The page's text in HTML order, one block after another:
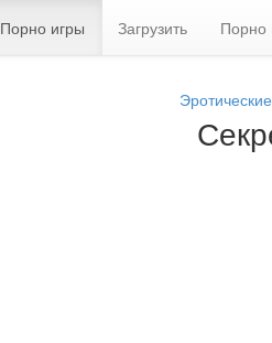
Порно игры Загрузить Порно